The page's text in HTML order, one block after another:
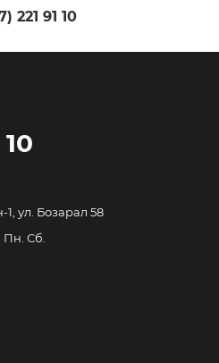
221 91 10
ул. Бозарал 58
Сб.